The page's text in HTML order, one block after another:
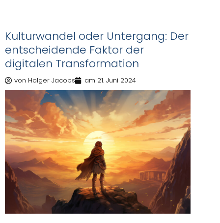
Kulturwandel oder Untergang: Der
entscheidende Faktor der
digitalen Transformation
von Holger Jacobs am 21. Juni 2024